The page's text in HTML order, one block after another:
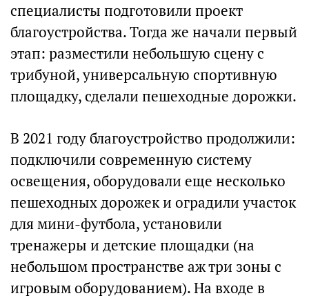
специалисты подготовили проект
благоустройства. Тогда же начали первый
этап: разместили небольшую сцену с
трибуной, универсальную спортивную
площадку, сделали пешеходные дорожки.
В 2021 году благоустройство продолжили:
подключили современную систему
освещения, оборудовали еще несколько
пешеходных дорожек и оградили участок
для мини-футбола, установили
тренажеры и детские площадки (на
небольшом пространстве аж три зоны с
игровым оборудованием). На входе в